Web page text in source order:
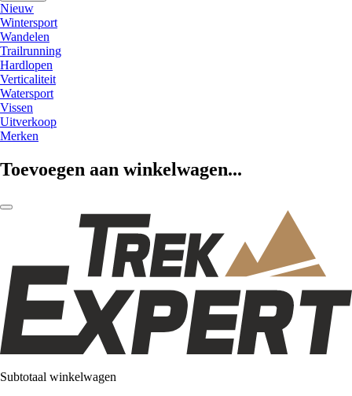
Nieuw
Wintersport
Wandelen
Trailrunning
Hardlopen
Verticaliteit
Watersport
Vissen
Uitverkoop
Merken
Toevoegen aan winkelwagen...
Subtotaal winkelwagen